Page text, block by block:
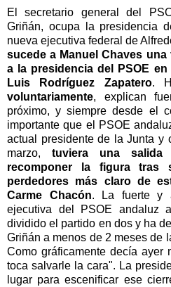
El secretario general del
Griñán, ocupa la presidencia
nueva ejecutiva federal de
sucede a Manuel Chaves
a la presidencia del PSOE
Luis Rodríguez Zapatero.
voluntariamente, explican
próximo, y siempre desde el
importante que el PSOE
actual presidente de la Junta y
marzo, tuviera una
recomponer la figura
perdedores más claro de
Carme Chacón. La fuerte y
ejecutiva del PSOE andaluz
dividido el partido en dos y ha
Griñán a menos de 2 meses de
Como gráficamente decía ayer
toca salvarle la cara". La
lugar para escenificar ese